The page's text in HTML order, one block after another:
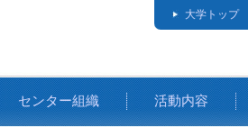
大学トップ
センター組織 活動内容